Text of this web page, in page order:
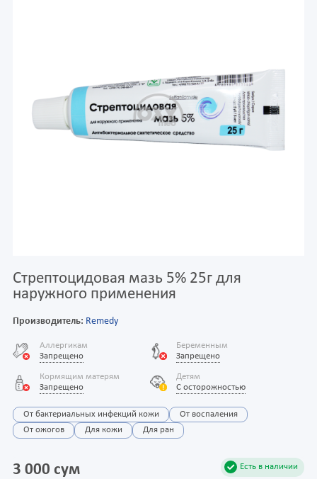
Стрептоцидовая мазь 5% 25г для
наружного применения
Производитель: Remedy
Аллергикам
Запрещено
Беременным
Запрещено
Кормящим матерям
Запрещено
Детям
С осторожностью
От бактериальных инфекций кожи
От воспаления
От ожогов
Для кожи Для ран
Есть в наличии
3 000 сум